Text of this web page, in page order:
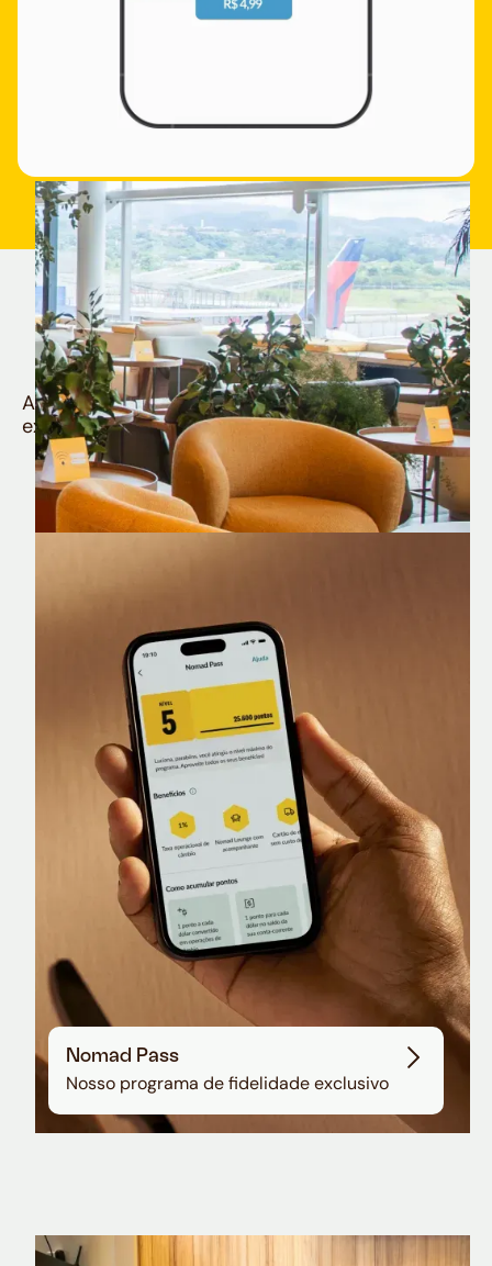
Quem é Nomad tem
muito mais
Aproveite todos os benefícios e vantagens
exclusivas da sua Conta Internacional
Nomad Lounge
Sala VIP no Aeroporto de Guarulhos
Nomad Pass
Nosso programa de fidelidade exclusivo